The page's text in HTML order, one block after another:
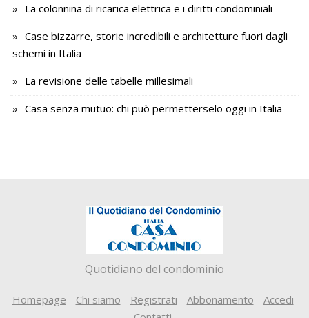
La colonnina di ricarica elettrica e i diritti condominiali
Case bizzarre, storie incredibili e architetture fuori dagli
schemi in Italia
La revisione delle tabelle millesimali
Casa senza mutuo: chi può permetterselo oggi in Italia
Quotidiano del condominio
Homepage Chi siamo Registrati Abbonamento
Accedi